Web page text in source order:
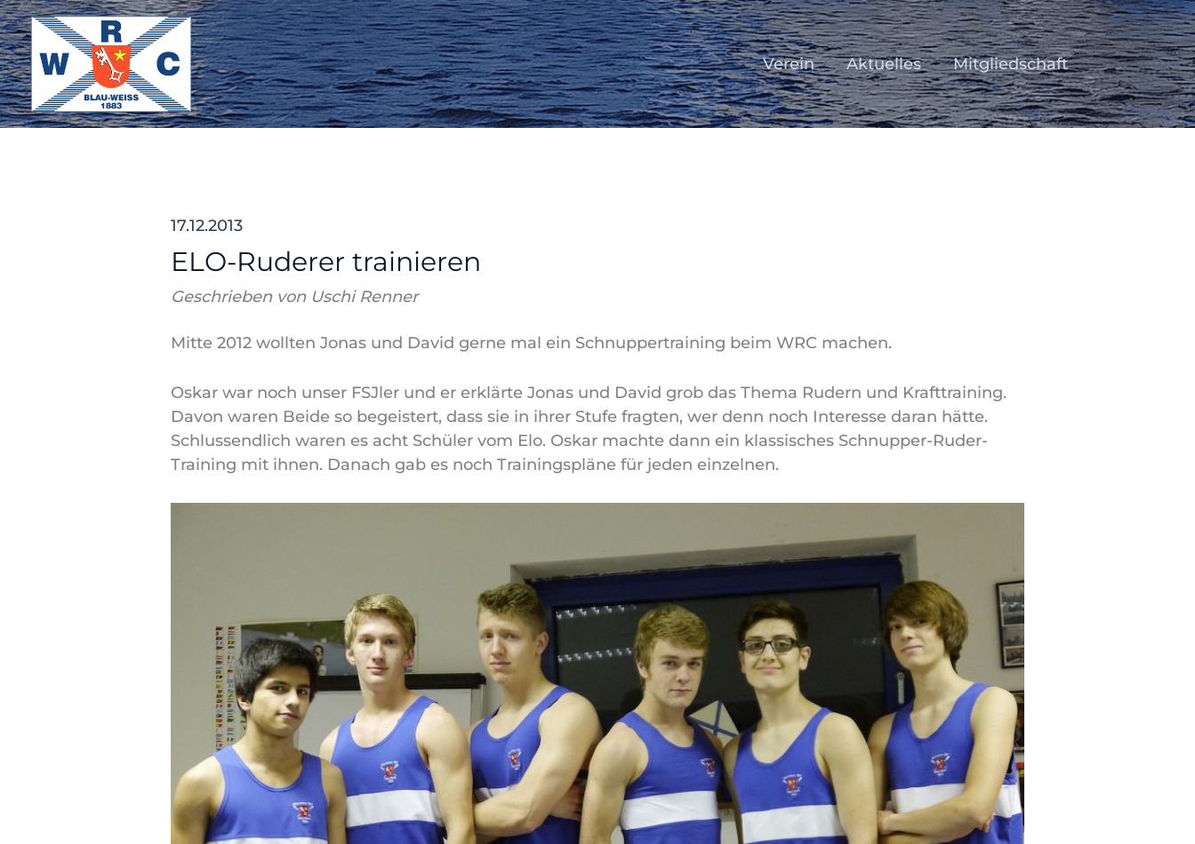
Zum
Inhalt
springen
Verein Aktuelles Mitgliedschaft
17.12.2013
ELO-Ruderer trainieren
Geschrieben von Uschi Renner
Mitte 2012 wollten Jonas und David gerne mal ein Schnuppertraining beim WRC machen.
Oskar war noch unser FSJler und er erklärte Jonas und David grob das Thema Rudern und Krafttraining.
Davon waren Beide so begeistert, dass sie in ihrer Stufe fragten, wer denn noch Interesse daran hätte.
Schlussendlich waren es acht Schüler vom Elo. Oskar machte dann ein klassisches Schnupper-Ruder-
Training mit ihnen. Danach gab es noch Trainingspläne für jeden einzelnen.